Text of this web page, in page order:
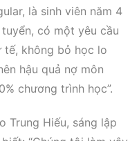
là sinh viên năm 4
có một yêu cầu
tế, không bỏ học lo
hậu quả nợ môn
chương trình học”.
Trung Hiếu, sáng lập